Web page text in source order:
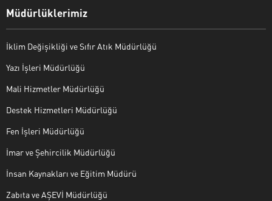
Müdürlüklerimiz
İklim Değişikliği ve Sıfır Atık Müdürlüğü
Yazı İşleri Müdürlüğü
Mali Hizmetler Müdürlüğü
Destek Hizmetleri Müdürlüğü
Fen İşleri Müdürlüğü
İmar ve Şehircilik Müdürlüğü
İnsan Kaynakları ve Eğitim Müdürü
Zabıta ve AŞEVİ Müdürlüğü